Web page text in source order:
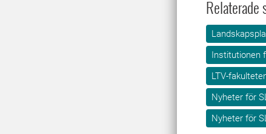
Relaterade
Institutionen
LTV-
Nyheter för
Nyheter för